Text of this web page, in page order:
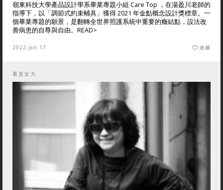
嶺東科技大學產品設計學系畢業專題小組 Care Top ，在湯盈川老師的
指導下，以「調節式約束輔具」獲得 2021 年金點概念設計獎標章。一
個畢業專題的願景，是翻轉全世界照護系統中重要的癥結點，設法改
善病患的自尊與自由。 READ>
2022 Jan 17 收藏
看見女力